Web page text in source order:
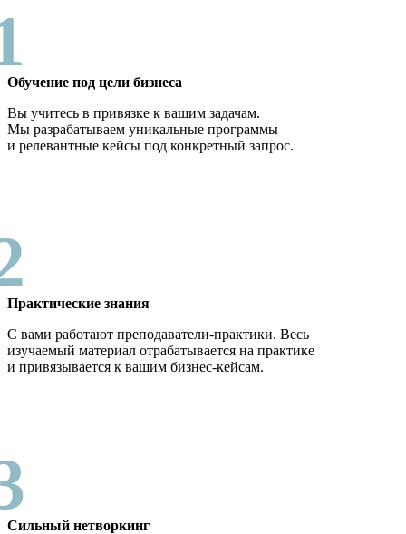
Обучение под цели бизнеса
Вы учитесь в привязке к вашим задачам.
Мы разрабатываем уникальные программы
и релевантные кейсы под конкретный запрос.
Практические знания
С вами работают преподаватели-практики. Весь
изучаемый материал отрабатывается на практике
и привязывается к вашим бизнес-кейсам.
Сильный нетворкинг